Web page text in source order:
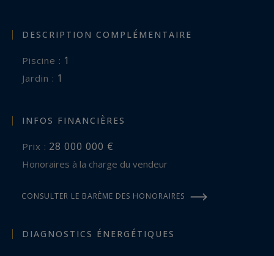
DESCRIPTION COMPLÉMENTAIRE
piscine : 1
jardin : 1
INFOS FINANCIÈRES
Prix : 28 000 000 €
Honoraires à la charge du vendeur
CONSULTER LE BARÈME DES HONORAIRES
DIAGNOSTICS ÉNERGÉTIQUES